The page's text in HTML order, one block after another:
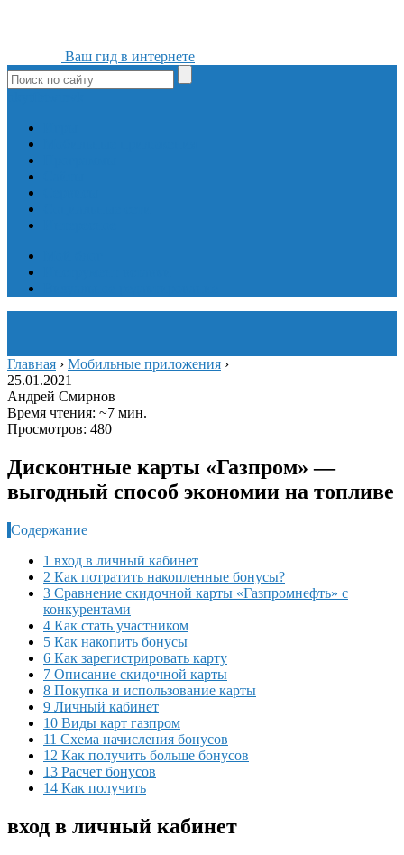
Ваш гид в интернете
Главная › Мобильные приложения ›
25.01.2021
Андрей Смирнов
Время чтения: ~7 мин.
Просмотров: 480
Дисконтные карты «Газпром» —
выгодный способ экономии на топливе
Содержание
1 вход в личный кабинет
2 Как потратить накопленные бонусы?
3 Сравнение скидочной карты «Газпромнефть» с
конкурентами
4 Как стать участником
5 Как накопить бонусы
6 Как зарегистрировать карту
7 Описание скидочной карты
8 Покупка и использование карты
9 Личный кабинет
10 Виды карт газпром
11 Схема начисления бонусов
12 Как получить больше бонусов
13 Расчет бонусов
14 Как получить
вход в личный кабинет